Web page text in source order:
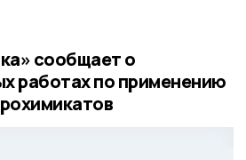
сообщает о
работах по применению